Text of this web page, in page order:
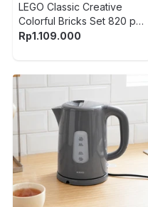
LEGO Classic Creative
Colorful Bricks Set 820 pcs
11045 - Mix
Rp1.109.000